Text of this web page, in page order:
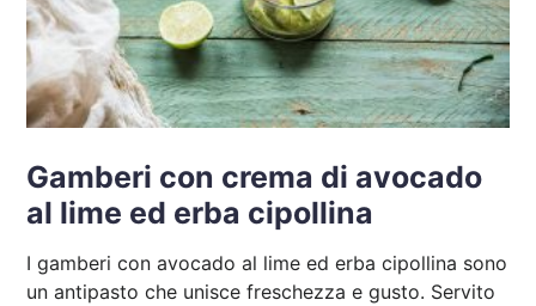
Gamberi con crema di avocado
al lime ed erba cipollina
I gamberi con avocado al lime ed erba cipollina sono
un antipasto che unisce freschezza e gusto. Servito